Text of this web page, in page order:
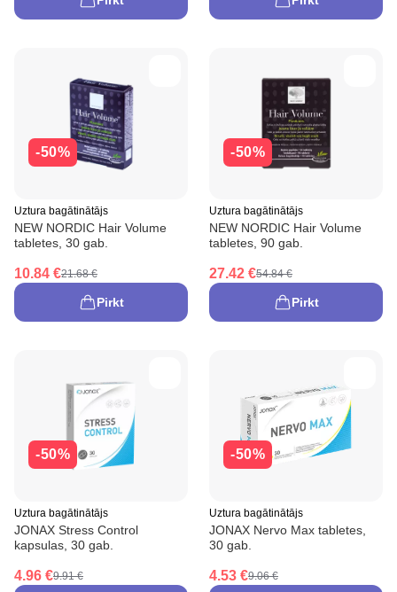
-50%
Uztura bagātinātājs
NEW NORDIC Hair Volume
tabletes, 30 gab.
10.84 €21.68 €
Pirkt
-50%
Uztura bagātinātājs
NEW NORDIC Hair Volume
tabletes, 90 gab.
27.42 €54.84 €
Pirkt
-50%
Uztura bagātinātājs
JONAX Stress Control
kapsulas, 30 gab.
4.96 €9.91 €
-50%
Uztura bagātinātājs
JONAX Nervo Max tabletes,
30 gab.
4.53 €9.06 €